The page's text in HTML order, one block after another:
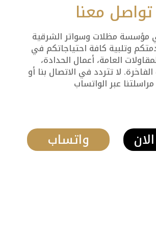
تواصل معنا
مؤسسة مظلات وسواتر الشرقية
وتلبية كافة احتياجاتكم في
العامة، أعمال الحدادة،
لا تتردد في الاتصال بنا أو
مراسلتنا عبر الواتساب
واتساب